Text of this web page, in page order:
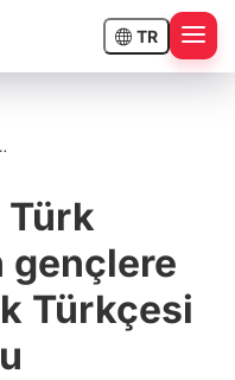
TR
Türk
gençlere
Türkçesi